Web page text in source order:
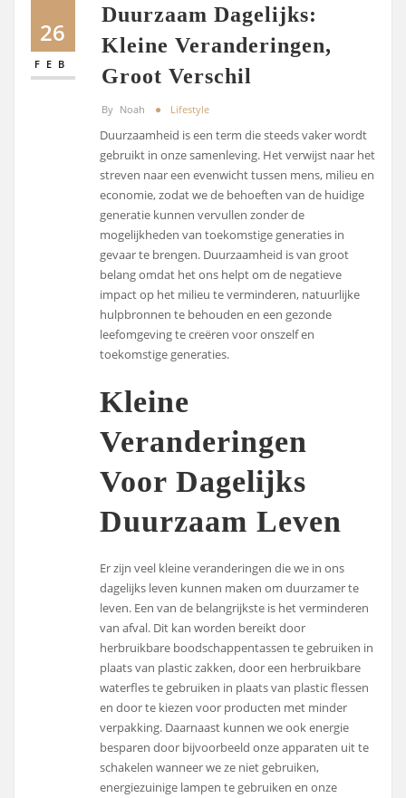
26
FEB
Duurzaam Dagelijks:
Kleine Veranderingen,
Groot Verschil
By Noah Lifestyle
Duurzaamheid is een term die steeds vaker wordt
gebruikt in onze samenleving. Het verwijst naar het
streven naar een evenwicht tussen mens, milieu en
economie, zodat we de behoeften van de huidige
generatie kunnen vervullen zonder de
mogelijkheden van toekomstige generaties in
gevaar te brengen. Duurzaamheid is van groot
belang omdat het ons helpt om de negatieve
impact op het milieu te verminderen, natuurlijke
hulpbronnen te behouden en een gezonde
leefomgeving te creëren voor onszelf en
toekomstige generaties.
Kleine
Veranderingen
Voor Dagelijks
Duurzaam Leven
Er zijn veel kleine veranderingen die we in ons
dagelijks leven kunnen maken om duurzamer te
leven. Een van de belangrijkste is het verminderen
van afval. Dit kan worden bereikt door
herbruikbare boodschappentassen te gebruiken in
plaats van plastic zakken, door een herbruikbare
waterfles te gebruiken in plaats van plastic flessen
en door te kiezen voor producten met minder
verpakking. Daarnaast kunnen we ook energie
besparen door bijvoorbeeld onze apparaten uit te
schakelen wanneer we ze niet gebruiken,
energiezuinige lampen te gebruiken en onze